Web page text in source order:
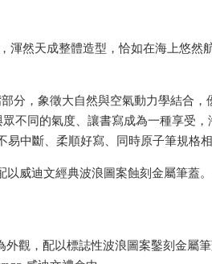
渾然天成整體造型，恰如在海上悠然
分，象徵大自然與空氣動力學結合
不同的氣度、讓書寫成為一種享受
中斷、柔順好寫、同時原子筆規格相
以威迪文經典波浪圖案蝕刻金屬筆蓋
外觀，配以標誌性波浪圖案鑿刻金屬